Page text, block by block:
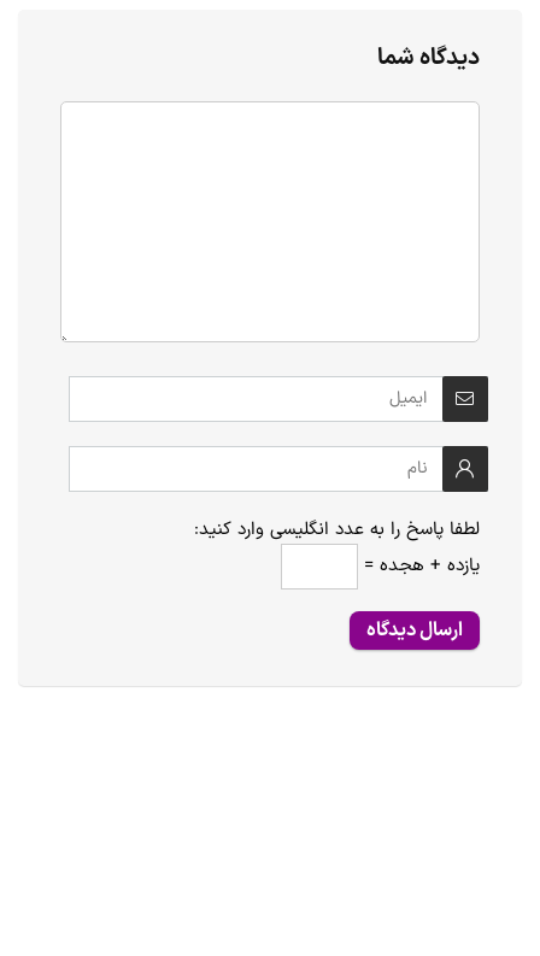
دیدگاه شما
لطفا پاسخ را به عدد انگلیسی وارد کنید:
یازده + هجده =